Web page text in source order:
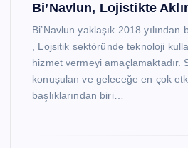
Bi’Navlun, Lojistikte
Bi’Navlun yaklaşık 2018 yılından
, Lojsitik sektöründe teknoloji
hizmet vermeyi amaçlamaktadır.
konuşulan ve geleceğe en çok
başlıklarından biri…